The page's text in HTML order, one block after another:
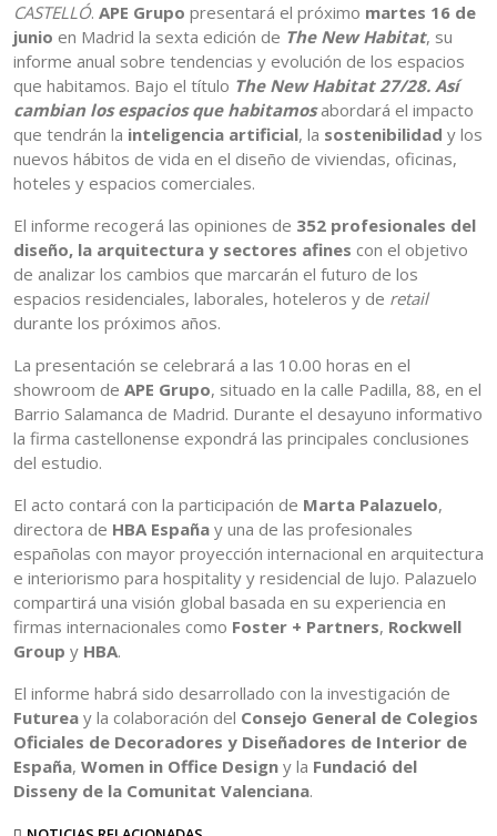
CASTELLÓ. APE Grupo presentará el próximo martes 16 de
junio en Madrid la sexta edición de The New Habitat, su
informe anual sobre tendencias y evolución de los espacios
que habitamos. Bajo el título The New Habitat 27/28. Así
cambian los espacios que habitamos abordará el impacto
que tendrán la inteligencia artificial, la sostenibilidad y los
nuevos hábitos de vida en el diseño de viviendas, oficinas,
hoteles y espacios comerciales.
El informe recogerá las opiniones de 352 profesionales del
diseño, la arquitectura y sectores afines con el objetivo
de analizar los cambios que marcarán el futuro de los
espacios residenciales, laborales, hoteleros y de retail
durante los próximos años.
La presentación se celebrará a las 10.00 horas en el
showroom de APE Grupo, situado en la calle Padilla, 88, en el
Barrio Salamanca de Madrid. Durante el desayuno informativo
la firma castellonense expondrá las principales conclusiones
del estudio.
El acto contará con la participación de Marta Palazuelo,
directora de HBA España y una de las profesionales
españolas con mayor proyección internacional en arquitectura
e interiorismo para hospitality y residencial de lujo. Palazuelo
compartirá una visión global basada en su experiencia en
firmas internacionales como Foster + Partners, Rockwell
Group y HBA.
El informe habrá sido desarrollado con la investigación de
Futurea y la colaboración del Consejo General de Colegios
Oficiales de Decoradores y Diseñadores de Interior de
España, Women in Office Design y la Fundació del
Disseny de la Comunitat Valenciana.